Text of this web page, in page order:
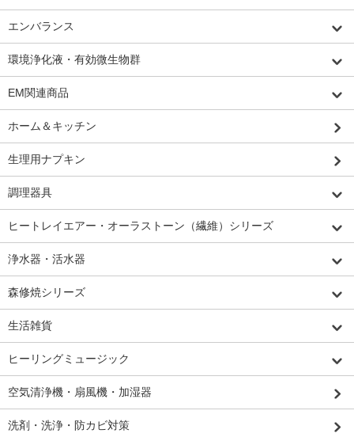
エンバランス
環境浄化液・有効微生物群
EM関連商品
ホーム＆キッチン
生理用ナプキン
調理器具
ヒートレイエアー・オーラストーン（繊維）シリーズ
浄水器・活水器
森修焼シリーズ
生活雑貨
ヒーリングミュージック
空気清浄機・扇風機・加湿器
洗剤・洗浄・防カビ対策